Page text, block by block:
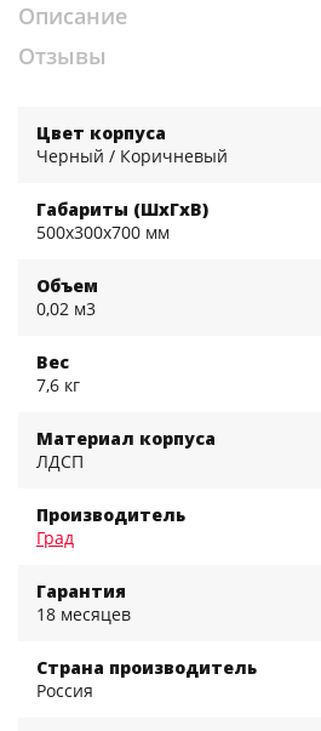
Описание
Отзывы
Цвет корпуса
Черный / Коричневый
Габариты (ШхГхВ)
500x300x700 мм
Объем
0,02 м3
Вес
7,6 кг
Материал корпуса
ЛДСП
Производитель
Град
Гарантия
18 месяцев
Страна производитель
Россия